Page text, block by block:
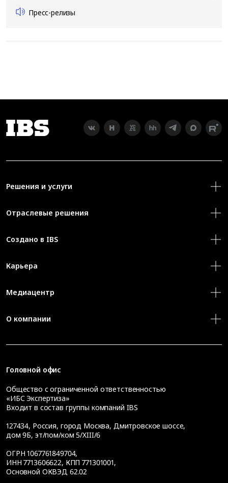
Пресс-релизы
Решения и услуги
Отраслевые решения
Создано в IBS
Карьера
Медиацентр
О компании
Головной офис
Общество с ограниченной ответственностью
«ИБС Экспертиза»
Входит в состав группы компаний IBS
127434, Россия, город Москва, Дмитровское шоссе,
дом 9Б, эт/пом/ком 5/XIII/6
ОГРН 1067761849704,
ИНН 7713606622, КПП 771301001,
Основной ОКВЭД 62.02